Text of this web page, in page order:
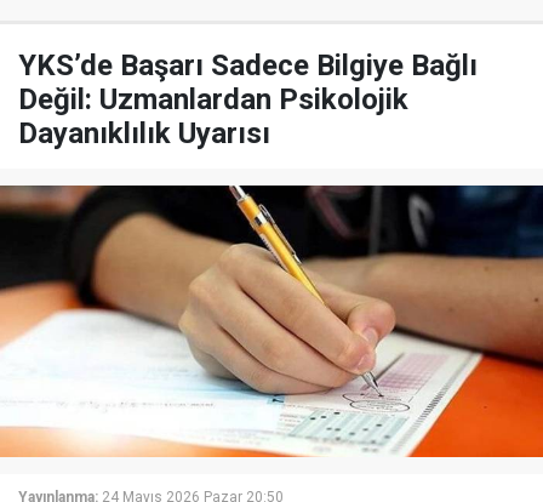
YKS’de Başarı Sadece Bilgiye Bağlı
Değil: Uzmanlardan Psikolojik
Dayanıklılık Uyarısı
Yayınlanma: 24 Mayıs 2026 Pazar 20:50